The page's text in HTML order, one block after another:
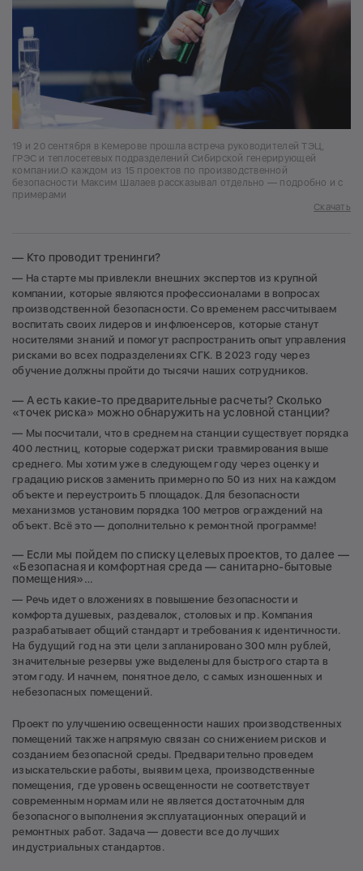
19 и 20 сентября в Кемерове прошла встреча руководителей ТЭЦ,
ГРЭС и теплосетевых подразделений Сибирской генерирующей
компании.О каждом из 15 проектов по производственной
безопасности Максим Шалаев рассказывал отдельно — подробно и с
примерами
Скачать
— Кто проводит тренинги?
— На старте мы привлекли внешних экспертов из крупной
компании, которые являются профессионалами в вопросах
производственной безопасности. Со временем рассчитываем
воспитать своих лидеров и инфлюенсеров, которые станут
носителями знаний и помогут распространить опыт управления
рисками во всех подразделениях СГК. В 2023 году через
обучение должны пройти до тысячи наших сотрудников.
— А есть какие-то предварительные расчеты? Сколько
«точек риска» можно обнаружить на условной станции?
— Мы посчитали, что в среднем на станции существует порядка
400 лестниц, которые содержат риски травмирования выше
среднего. Мы хотим уже в следующем году через оценку и
градацию рисков заменить примерно по 50 из них на каждом
объекте и переустроить 5 площадок. Для безопасности
механизмов установим порядка 100 метров ограждений на
объект. Всё это — дополнительно к ремонтной программе!
— Если мы пойдем по списку целевых проектов, то далее —
«Безопасная и комфортная среда — санитарно-бытовые
помещения»…
— Речь идет о вложениях в повышение безопасности и
комфорта душевых, раздевалок, столовых и пр. Компания
разрабатывает общий стандарт и требования к идентичности.
На будущий год на эти цели запланировано 300 млн рублей,
значительные резервы уже выделены для быстрого старта в
этом году. И начнем, понятное дело, с самых изношенных и
небезопасных помещений.
Проект по улучшению освещенности наших производственных
помещений также напрямую связан со снижением рисков и
созданием безопасной среды. Предварительно проведем
изыскательские работы, выявим цеха, производственные
помещения, где уровень освещенности не соответствует
современным нормам или не является достаточным для
безопасного выполнения эксплуатационных операций и
ремонтных работ. Задача — довести все до лучших
индустриальных стандартов.